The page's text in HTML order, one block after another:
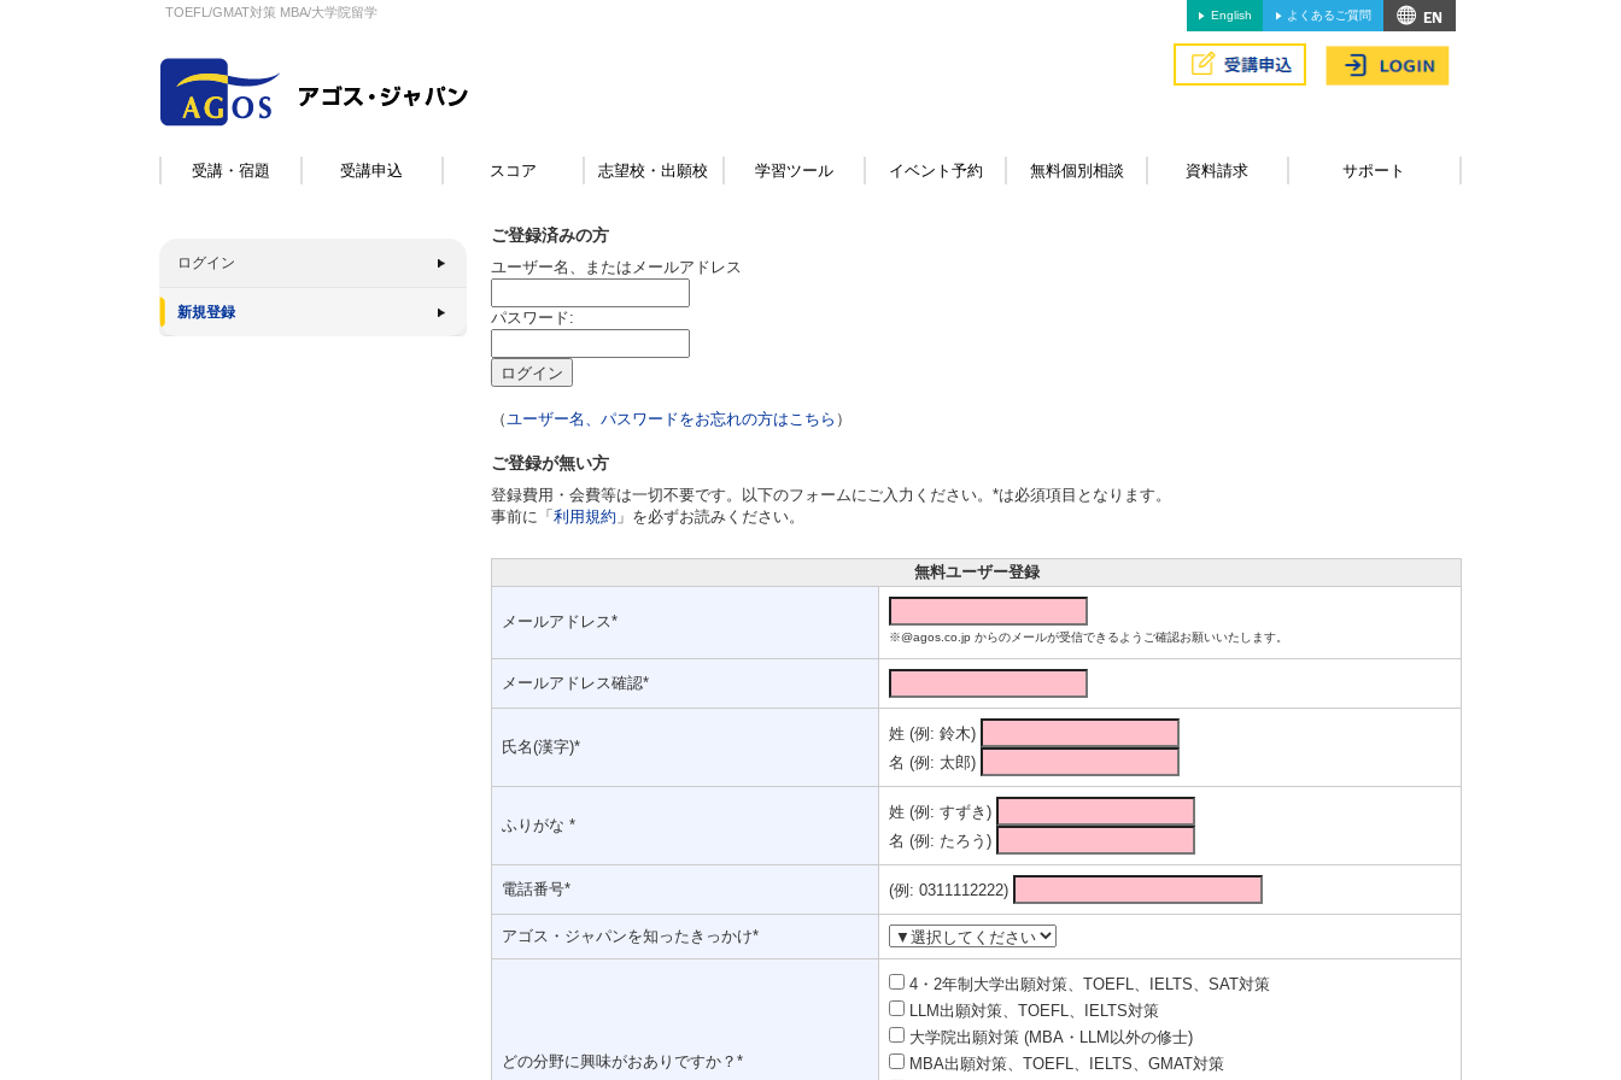
TOEFL/GMAT対策 MBA/大学院留学 English よくあるご質問
受講・宿題 受講申込 スコア 志望校・出願校 学習ツール イベント予約 無料個別相談 資料請求 サポート
ログイン
新規登録
ご登録済みの方
ユーザー名、またはメールアドレス
パスワード:
（ユーザー名、パスワードをお忘れの方はこちら ）
ご登録が無い方
登録費用・会費等は一切不要です。以下のフォームにご入力ください。*は必須項目となります。
事前に「 利用規約 」を必ずお読みください。
無料ユーザー登録
メールアドレス*
※@agos.co.jp からのメールが受信できるようご確認お願いいたします。
メールアドレス確認*
氏名(漢字)*
姓 (例: 鈴木)
名 (例: 太郎)
ふりがな *
姓 (例: すずき)
名 (例: たろう)
電話番号* (例: 0311112222)
アゴス・ジャパンを知ったきっかけ*
どの分野に興味がおありですか？*
4・2年制大学出願対策、TOEFL、IELTS、SAT対策
LLM出願対策、TOEFL、IELTS対策
大学院出願対策 (MBA・LLM以外の修士)
MBA出願対策、TOEFL、IELTS、GMAT対策